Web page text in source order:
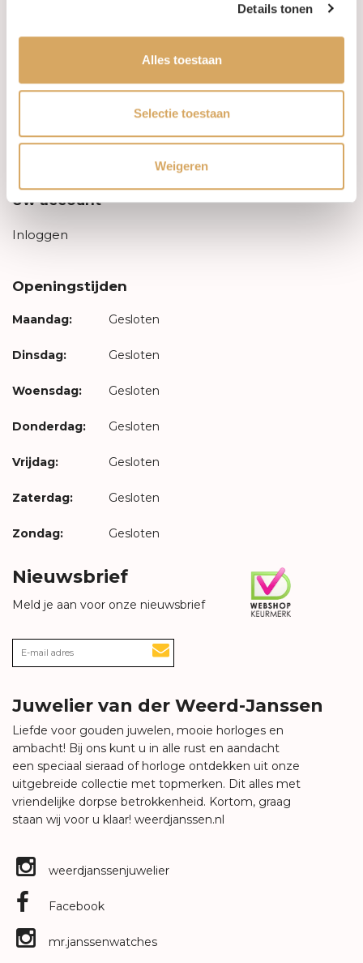
Details tonen
Alles toestaan
Selectie toestaan
Weigeren
Leveringsvoorwaarden
Privacy Policy
Uw account
Inloggen
Openingstijden
Maandag: Gesloten
Dinsdag: Gesloten
Woensdag: Gesloten
Donderdag: Gesloten
Vrijdag: Gesloten
Zaterdag: Gesloten
Zondag: Gesloten
Nieuwsbrief
Meld je aan voor onze nieuwsbrief
Juwelier van der Weerd-Janssen
Liefde voor gouden juwelen, mooie horloges en
ambacht! Bij ons kunt u in alle rust en aandacht
een speciaal sieraad of horloge ontdekken uit onze
uitgebreide collectie met topmerken. Dit alles met
vriendelijke dorpse betrokkenheid. Kortom, graag
staan wij voor u klaar! weerdjanssen.nl
weerdjanssenjuwelier
Facebook
mr.janssenwatches